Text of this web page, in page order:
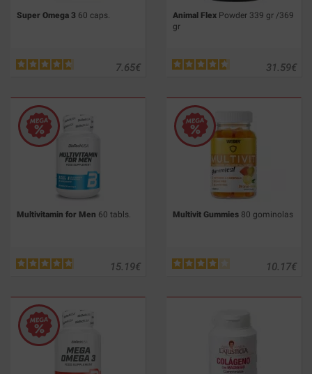
Super Omega 3 60 caps.
€
7.65
Animal Flex Powder 339 gr /369
gr
€
31.59
Multivitamin for Men 60 tabls.
€
15.19
Multivit Gummies 80 gominolas
€
10.17